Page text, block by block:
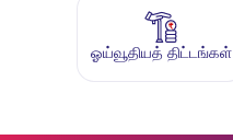
ஓய்வூதியத் திட்டங்கள்